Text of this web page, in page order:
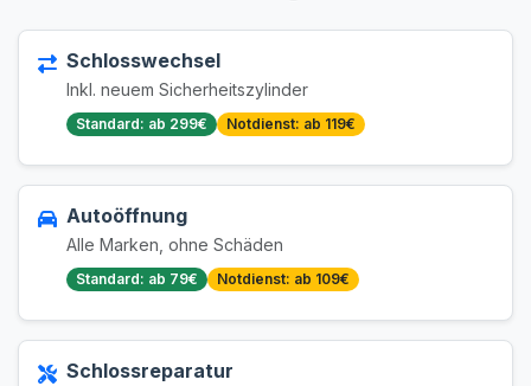
Schlosswechsel
Inkl. neuem Sicherheitszylinder
Standard: ab 299€ Notdienst: ab 119€
Autoöffnung
Alle Marken, ohne Schäden
Standard: ab 79€ Notdienst: ab 109€
Schlossreparatur